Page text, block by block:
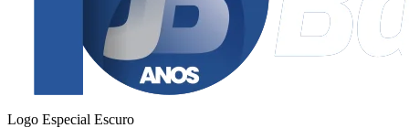
Logo Especial Escuro